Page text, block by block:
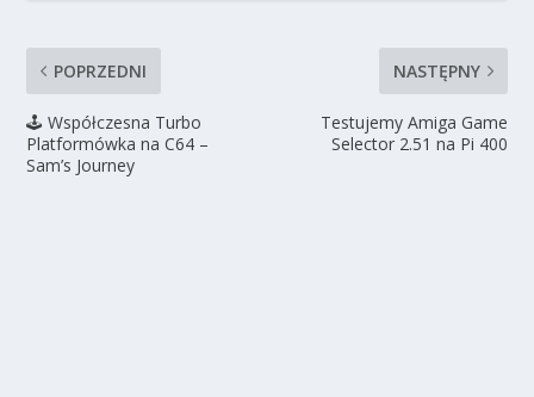
POPRZEDNI
🕹️ Współczesna Turbo
Platformówka na C64 –
Sam’s Journey
NASTĘPNY
Testujemy Amiga Game
Selector 2.51 na Pi 400